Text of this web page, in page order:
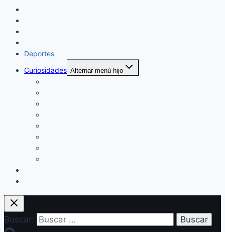
Deportes
Curiosidades Alternar menú hijo
Buscar: